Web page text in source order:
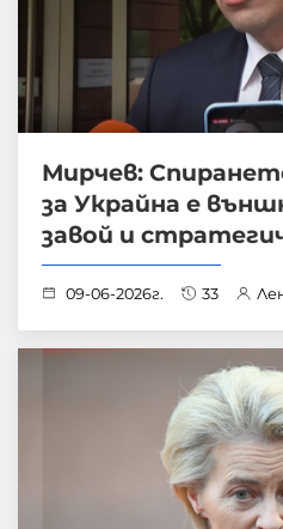
Мирчев:
за Украйна е
завой и
09-06-2026г. 33